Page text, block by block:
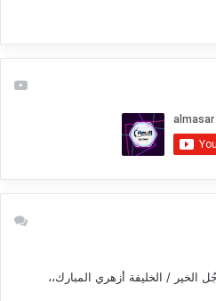
الخير / الخليفة أزهري المبارك،،